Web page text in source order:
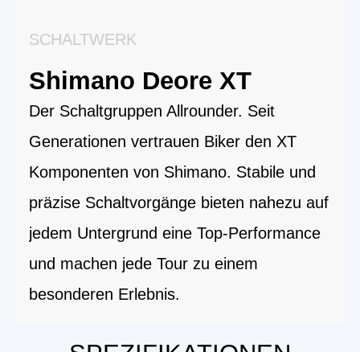
SCHALTWERK
Shimano Deore XT
Der Schaltgruppen Allrounder. Seit
Generationen vertrauen Biker den XT
Komponenten von Shimano. Stabile und
präzise Schaltvorgänge bieten nahezu auf
jedem Untergrund eine Top-Performance
und machen jede Tour zu einem
besonderen Erlebnis.